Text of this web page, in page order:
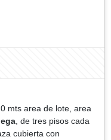
mts area de lote, area
, de tres pisos cada
cubierta con